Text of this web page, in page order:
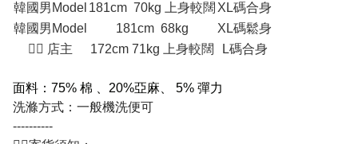
韓國男Model 181cm 70kg 上身較闊 XL碼合身
韓國男Model
181cm 68kg
XL碼鬆身
💁‍♂ 店主
172cm 71kg 上身較闊 L碼合身
面料：75% 棉 、20%亞麻、 5% 彈力
洗滌方式：一般機洗便可
----------